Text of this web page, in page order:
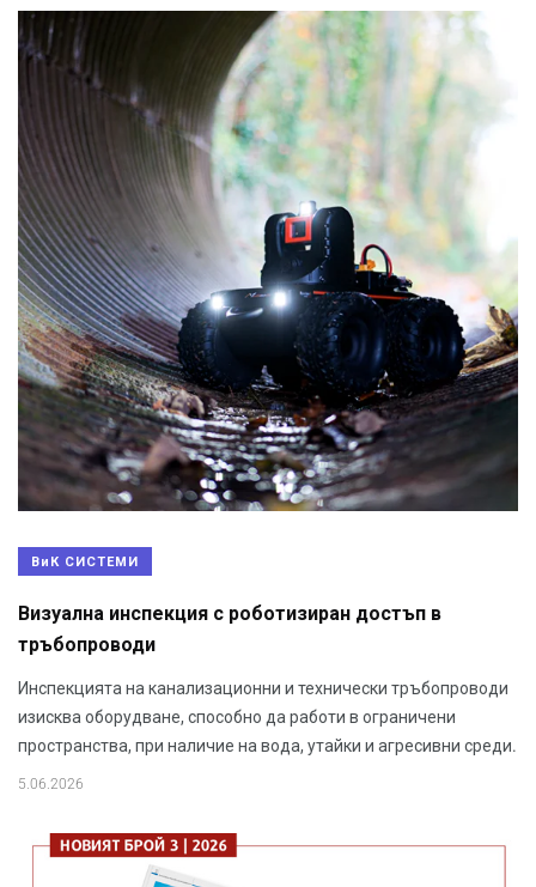
ВиК СИСТЕМИ
Визуална инспекция с роботизиран достъп в
тръбопроводи
Инспекцията на канализационни и технически тръбопроводи
изисква оборудване, способно да работи в ограничени
пространства, при наличие на вода, утайки и агресивни среди.
5.06.2026